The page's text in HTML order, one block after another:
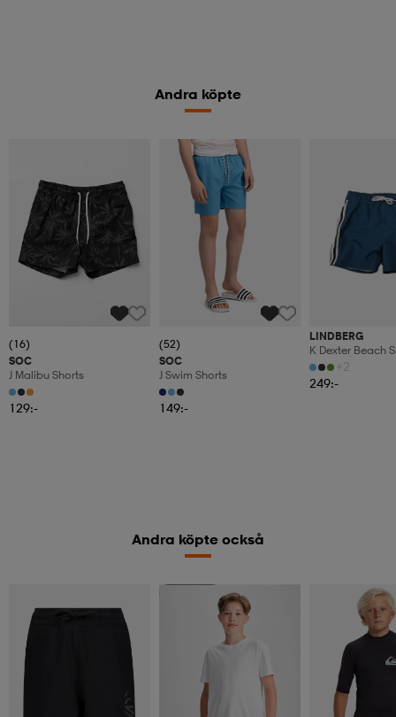
Andra köpte
(16)
SOC
J Malibu Shorts
129:-
(52)
SOC
J Swim Shorts
149:-
LINDBERG
K Dexter Beach
+2
249:-
Andra köpte också